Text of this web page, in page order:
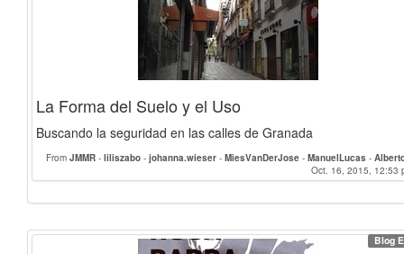
La Forma del Suelo y el Uso
Buscando la seguridad en las calles de Granada
From JMMR - liliszabo - johanna.wieser - MiesVanDerJose - ManuelLucas -
ChemyMartinez21-
Oct. 16, 2015, 12:53
Blog